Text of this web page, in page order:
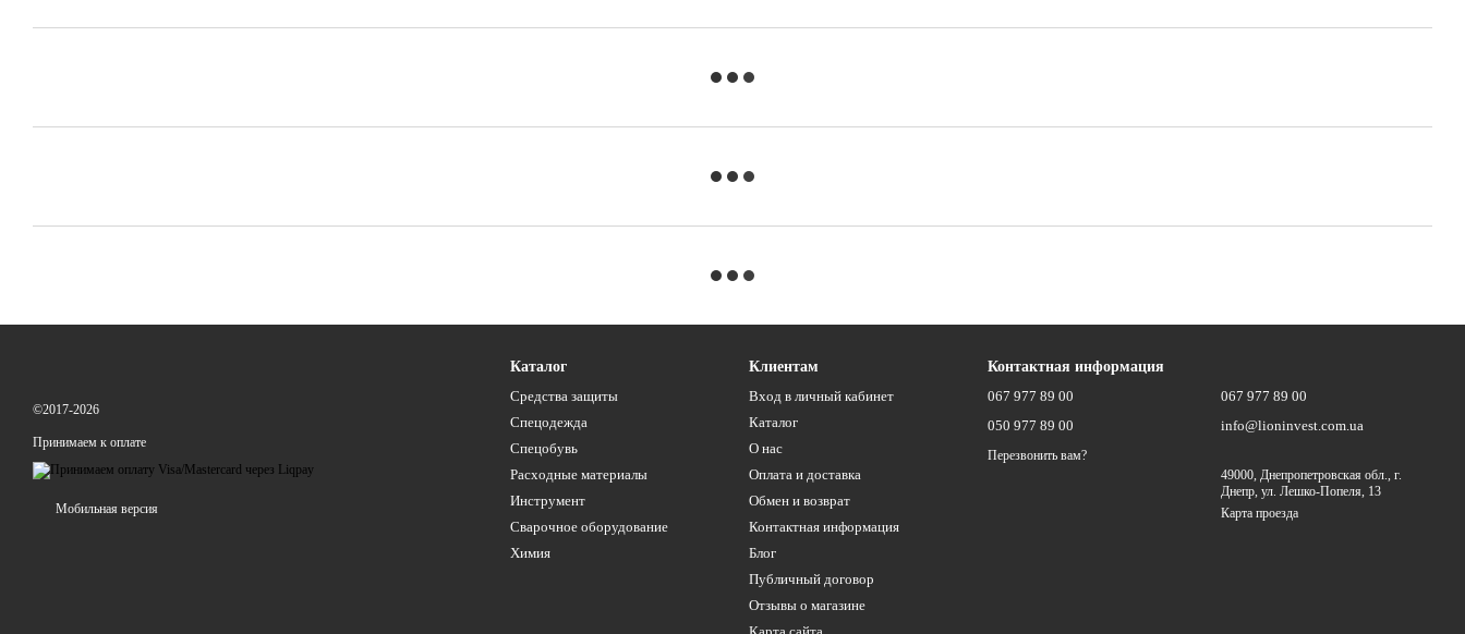
©2017-2026
Принимаем к оплате
Мобильная версия
Каталог
Средства защиты
Спецодежда
Спецобувь
Расходные материалы
Инструмент
Сварочное оборудование
Химия
Клиентам
Вход в личный кабинет
Каталог
О нас
Оплата и доставка
Обмен и возврат
Контактная информация
Блог
Публичный договор
Отзывы о магазине
Контактная информация
067 977 89 00
050 977 89 00
Перезвонить вам?
067 977 89 00
info@lioninvest.com.ua
49000, Днепропетровская обл., г.
Днепр, ул. Лешко-Попеля, 13
Карта проезда